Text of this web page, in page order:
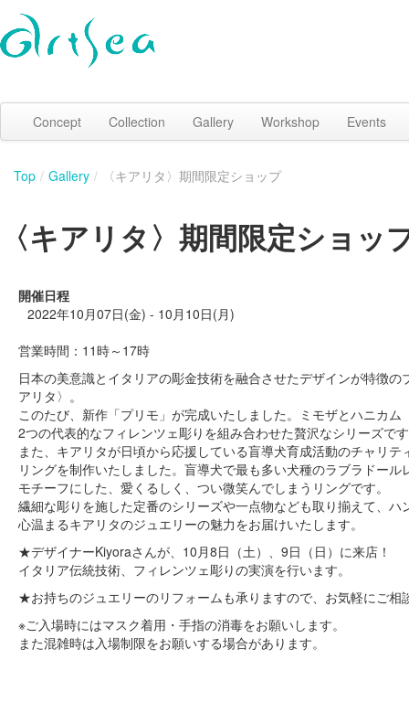
Concept Collection Gallery Workshop Events
Top / Gallery / 〈キアリタ〉期間限定ショップ
〈キアリタ〉期間限定ショッ
開催日程
2022年10月07日(金) - 10月10日(月)
営業時間：11時～17時
日本の美意識とイタリアの彫金技術を融合させたデザインが特徴の
アリタ〉。
このたび、新作「プリモ」が完成いたしました。ミモザとハニカ
2つの代表的なフィレンツェ彫りを組み合わせた贅沢なシリーズで
また、キアリタが日頃から応援している盲導犬育成活動のチャリテ
リングを制作いたしました。盲導犬で最も多い犬種のラブラドール
モチーフにした、愛くるしく、つい微笑んでしまうリングです。
繊細な彫りを施した定番のシリーズや一点物なども取り揃えて、ハ
心温まるキアリタのジュエリーの魅力をお届けいたします。
★デザイナーKiyoraさんが、10月8日（土）、9日（日）に来店！
イタリア伝統技術、フィレンツェ彫りの実演を行います。
★お持ちのジュエリーのリフォームも承りますので、お気軽にご相
※ご入場時にはマスク着用・手指の消毒をお願いします。
また混雑時は入場制限をお願いする場合があります。